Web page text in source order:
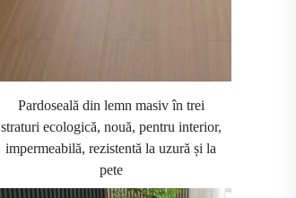
Pardoseală din lemn masiv în trei
straturi ecologică, nouă, pentru interior,
impermeabilă, rezistentă la uzură și la
pete